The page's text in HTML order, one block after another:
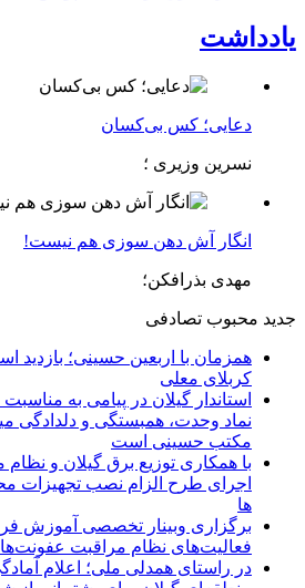
یادداشت
دعایی؛ کس بی‌کسان
نسرین وزیری ؛
انگار آش دهن سوزی هم نیست!
مهدی بذرافکن؛
جدید محبوب تصادفی
همزمان با اربعین حسینی؛ بازدید
کربلای معلی
استاندار گیلان در پیامی به
نماد وحدت، همبستگی و دلدادگی
مکتب حسینی است
با همکاری توزیع برق گیلان و نظام
اجرای طرح الزام نصب تجهیزات
ها
برگزاری وبینار تخصصی آموزش
فعالیت‌های نظام مراقبت
در راستای همدلی ملی؛ اعلام